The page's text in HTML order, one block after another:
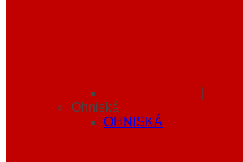
Ohniská
OHNISKÁ